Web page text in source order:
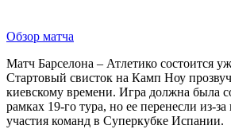
Обзор матча
Матч Барселона – Атлетико состоится
Стартовый свисток на Камп Ноу
киевскому времени. Игра должна была
рамках 19-го тура, но ее перенесли из-
участия команд в Суперкубке Испании.